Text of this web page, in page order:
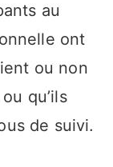
au
ont
ou non
qu’ils
de suivi.